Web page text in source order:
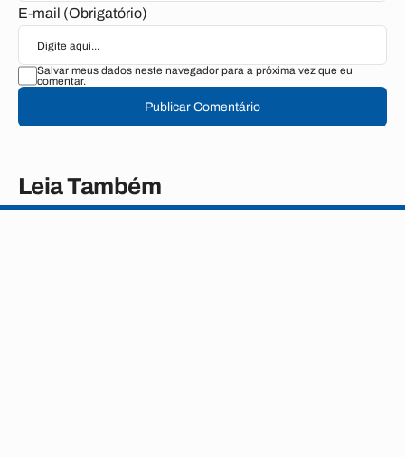
E-mail (Obrigatório)
Salvar meus dados neste navegador para a próxima vez que eu
comentar.
Publicar Comentário
Leia Também